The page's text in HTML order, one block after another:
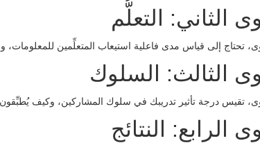
الثاني: التعلُّم
تحتاج إلى قياس مدى فاعلية استيعاب المتعلِّمين للمعلومات،
الثالث: السلوك
تقيس درجة تأثير تدريبك في سلوك المشاركين، وكيف يُطبِّقون
الرابع: النتائج